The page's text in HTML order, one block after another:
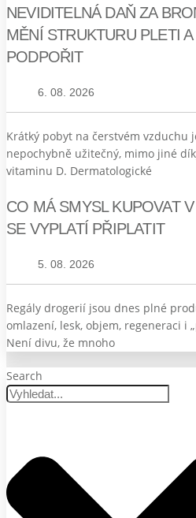
NEVIDITELNÁ DAŇ ZA
MĚNÍ STRUKTURU PLETI
PODPOŘIT
6. 08. 2026
Krátký pobyt na čerstvém vzduchu
nepochybně užitečný, mimo jiné
vitaminu D. Dermatologické
CO MÁ SMYSL KUPOVAT
SE VYPLATÍ PŘIPLATIT
5. 08. 2026
Regály drogerií jsou dnes plné
omlazení, lesk, objem, regeneraci i
Není divu, že mnoho
Search